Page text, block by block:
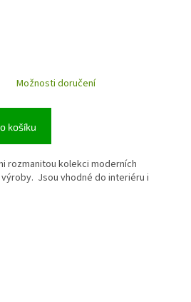
Možnosti doručení
košíku
rozmanitou kolekci moderních
Jsou vhodné do interiéru i